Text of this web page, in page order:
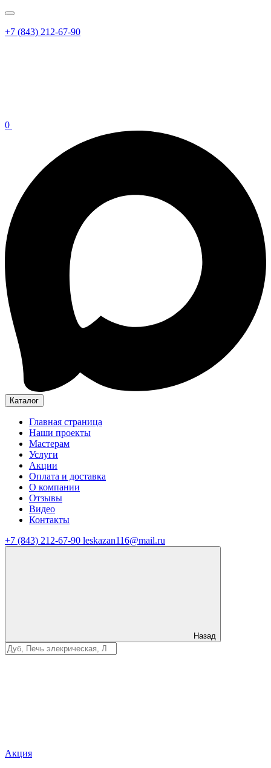
+7 (843) 212-67-90
0
Каталог
Главная страница
Наши проекты
Мастерам
Услуги
Акции
Оплата и доставка
О компании
Отзывы
Видео
Контакты
+7 (843) 212-67-90 leskazan116@mail.ru
Назад
Акция